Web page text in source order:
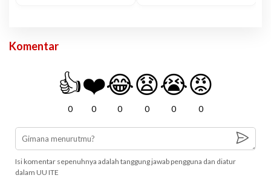
Komentar
👍
0
❤️
0
😂
0
😧
0
😭
0
😡
0
Isi komentar sepenuhnya adalah tanggung jawab pengguna dan diatur
dalam UU ITE